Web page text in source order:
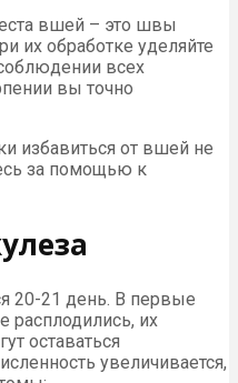
вшей – это швы
их обработке уделяйте
всех
вы точно
избавиться от вшей не
за помощью к
20-21 день. В первые
расплодились, их
оставаться
увеличивается,